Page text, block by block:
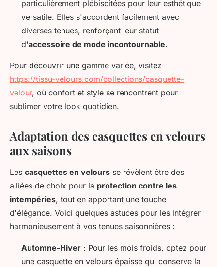
particulièrement plébiscitées pour leur esthétique
versatile. Elles s'accordent facilement avec
diverses tenues, renforçant leur statut
d'accessoire de mode incontournable.
Pour découvrir une gamme variée, visitez
https://tissu-velours.com/collections/casquette-
velour, où confort et style se rencontrent pour
sublimer votre look quotidien.
Adaptation des casquettes en velours
aux saisons
Les casquettes en velours se révèlent être des
alliées de choix pour la protection contre les
intempéries, tout en apportant une touche
d'élégance. Voici quelques astuces pour les intégrer
harmonieusement à vos tenues saisonnières :
Automne-Hiver : Pour les mois froids, optez pour
une casquette en velours épaisse qui conserve la